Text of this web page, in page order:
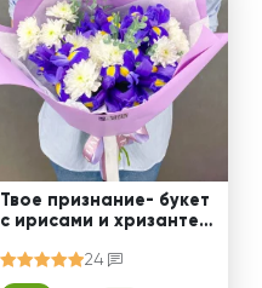
Твое признание- букет
с ирисами и хризантем
24